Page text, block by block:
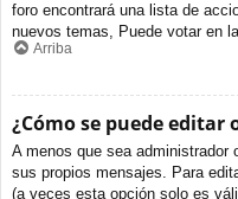
foro encontrará una lista de
nuevos temas, Puede votar en
Arriba
¿Cómo se puede editar
A menos que sea administrador
sus propios mensajes. Para
(a veces esta opción solo es